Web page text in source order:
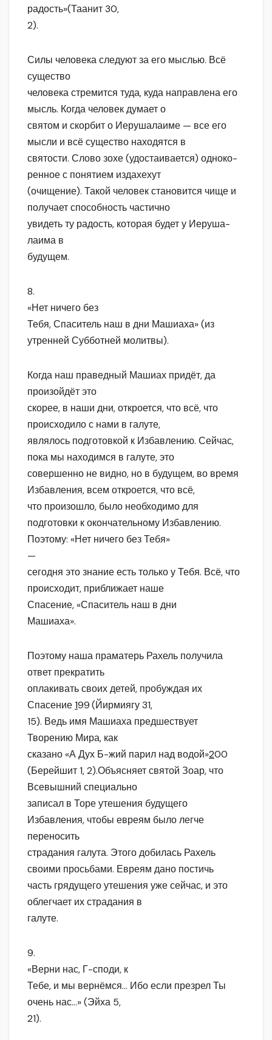
радость»(Таанит 30,
2).
Силы человека следуют за его мыслью. Всё
существо
человека стремится туда, куда направлена его
мысль. Когда человек думает о
святом и скорбит о Иерушалаиме — все его
мысли и всё существо находятся в
святости. Слово зохе (удостаивается) одноко-
ренное с понятием издахехут
(очищение). Такой человек становится чище и
получает способность частично
увидеть ту радость, которая будет у Иеруша-
лаима в
будущем.
8.
«Нет ничего без
Тебя, Спаситель наш в дни Машиаха» (из
утренней Субботней молитвы).
Когда наш праведный Машиах придёт, да
произойдёт это
скорее, в наши дни, откроется, что всё, что
происходило с нами в галуте,
являлось подготовкой к Избавлению. Сейчас,
пока мы находимся в галуте, это
совершенно не видно, но в будущем, во время
Избавления, всем откроется, что всё,
что произошло, было необходимо для
подготовки к окончательному Избавлению.
Поэтому: «Нет ничего без Тебя»
—
сегодня это знание есть только у Тебя. Всё, что
происходит, приближает наше
Спасение, «Спаситель наш в дни
Машиаха».
Поэтому наша праматерь Рахель получила
ответ прекратить
оплакивать своих детей, пробуждая их
Спасение199(Йирмиягу 31,
15). Ведь имя Машиаха предшествует
Творению Мира, как
сказано «А Дух Б-жий парил над водой»200
(Берейшит 1, 2).Объясняет святой Зоар, что
Всевышний специально
записал в Торе утешения будущего
Избавления, чтобы евреям было легче
переносить
страдания галута. Этого добилась Рахель
своими просьбами. Евреям дано постичь
часть грядущего утешения уже сейчас, и это
облегчает их страдания в
галуте.
9.
«Верни нас, Г-споди, к
Тебе, и мы вернёмся… Ибо если презрел Ты
очень нас…» (Эйха 5,
21).